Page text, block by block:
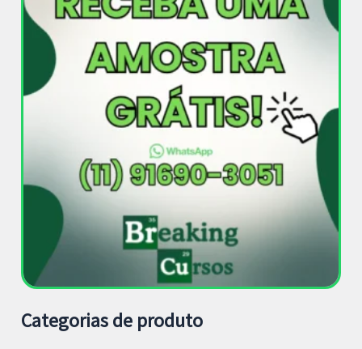
Categorias de produto